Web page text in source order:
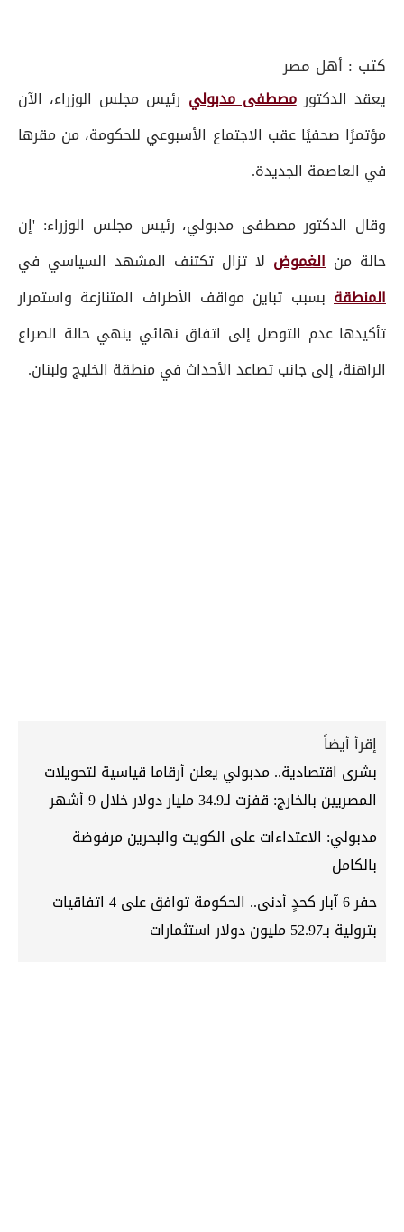
كتب : أهل مصر
يعقد الدكتورمصطفى مدبولي رئيس مجلس الوزراء، الآن
مؤتمرًا صحفيًا عقب الاجتماع الأسبوعي للحكومة، من مقرها
في العاصمة الجديدة.
وقال الدكتور مصطفى مدبولي، رئيس مجلس الوزراء: 'إن
حالة من الغموض لا تزال تكتنف المشهد السياسي في
المنطقة بسبب تباين مواقف الأطراف المتنازعة واستمرار
تأكيدها عدم التوصل إلى اتفاق نهائي ينهي حالة الصراع
الراهنة، إلى جانب تصاعد الأحداث في منطقة الخليج ولبنان.
إقرأ أيضاً
بشرى اقتصادية.. مدبولي يعلن أرقاما قياسية لتحويلات
المصريين بالخارج: قفزت لـ34.9 مليار دولار خلال 9 أشهر
مدبولي: الاعتداءات على الكويت والبحرين مرفوضة
بالكامل
حفر 6 آبار كحدٍ أدنى.. الحكومة توافق على 4 اتفاقيات
بترولية بـ52.97 مليون دولار استثمارات